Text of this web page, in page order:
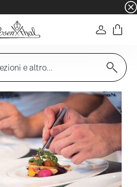
articoli e collezioni
Accedi
e altro...